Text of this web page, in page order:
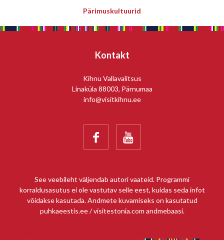
Pärimuskultuurid
Kontakt
Kihnu Vallavalitsus
Linaküla 88003, Pärnumaa
info@visitkihnu.ee
 
See veebileht väljendab autori vaateid. Programmi
korraldusasutus ei ole vastutav selle eest, kuidas seda infot
võidakse kasutada. Andmete kuvamiseks on kasutatud
puhkaeestis.ee / visitestonia.com andmebaasi.